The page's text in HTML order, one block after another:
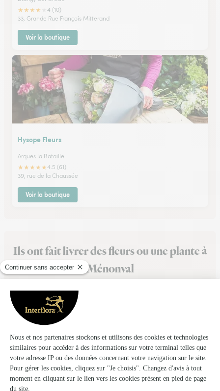
★★★★
4 (10)
33, Grande Rue François Mitterand
Voir la boutique
Hysope Fleurs
Arques la Bataille
★★★★★4.5 (61)
39, rue de la Chaussée
Voir la boutique
Ils ont fait livrer des fleurs ou une plante à
Ménonval
★ ★ ★ ★
Rapide et processus fluide
Rapide et processus fluide
14/04/2026
★